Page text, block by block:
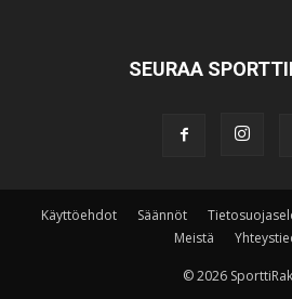
SEURAA
Käyttöehdot Säännöt
Meistä
© 2026